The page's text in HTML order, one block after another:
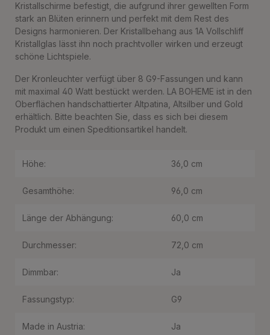
Kristallschirme befestigt, die aufgrund ihrer gewellten Form
stark an Blüten erinnern und perfekt mit dem Rest des
Designs harmonieren. Der Kristallbehang aus 1A Vollschliff
Kristallglas lässt ihn noch prachtvoller wirken und erzeugt
schöne Lichtspiele.
Der Kronleuchter verfügt über 8 G9-Fassungen und kann
mit maximal 40 Watt bestückt werden. LA BOHEME ist in den
Oberflächen handschattierter Altpatina, Altsilber und Gold
erhältlich. Bitte beachten Sie, dass es sich bei diesem
Produkt um einen Speditionsartikel handelt.
Höhe: 36,0 cm
Gesamthöhe: 96,0 cm
Länge der Abhängung: 60,0 cm
Durchmesser: 72,0 cm
Dimmbar: Ja
Fassungstyp: G9
Made in Austria: Ja